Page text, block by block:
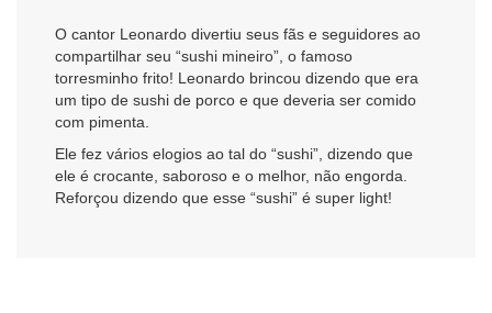
O cantor Leonardo divertiu seus fãs e seguidores ao
compartilhar seu “sushi mineiro”, o famoso
torresminho frito! Leonardo brincou dizendo que era
um tipo de sushi de porco e que deveria ser comido
com pimenta.
Ele fez vários elogios ao tal do “sushi”, dizendo que
ele é crocante, saboroso e o melhor, não engorda.
Reforçou dizendo que esse “sushi” é super light!